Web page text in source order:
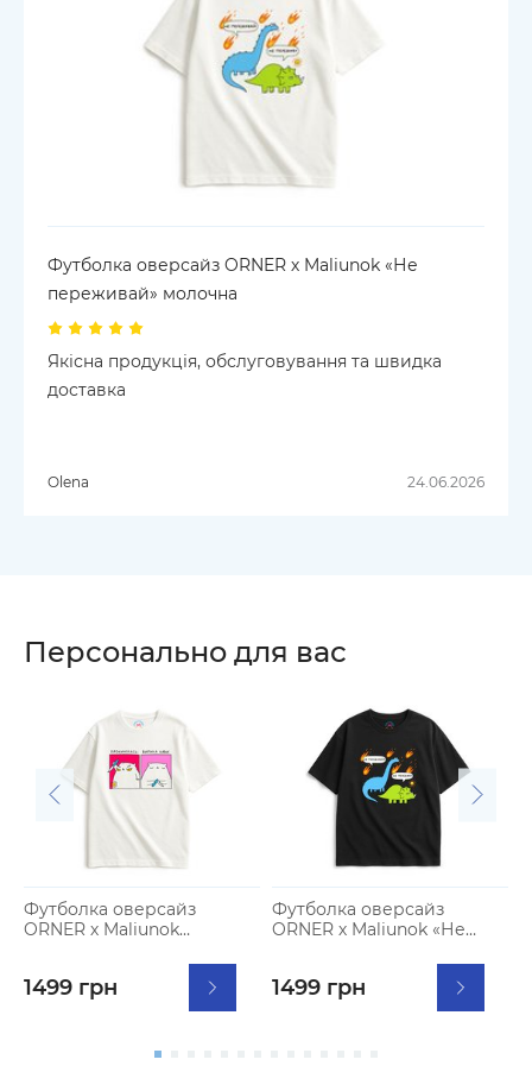
Футболка оверсайз ORNER х Maliunok «Не
переживай» молочна
Якісна продукція, обслуговування та швидка
доставка
Olena 24.06.2026
Персонально для вас
Футболка оверсайз
ORNER х Maliunok
1499 грн
Футболка оверсайз
ORNER х Maliunok «Не
1499 грн